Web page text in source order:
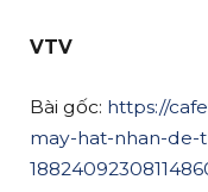
VTV
Bài gốc: https://
may-hat-nhan-de-